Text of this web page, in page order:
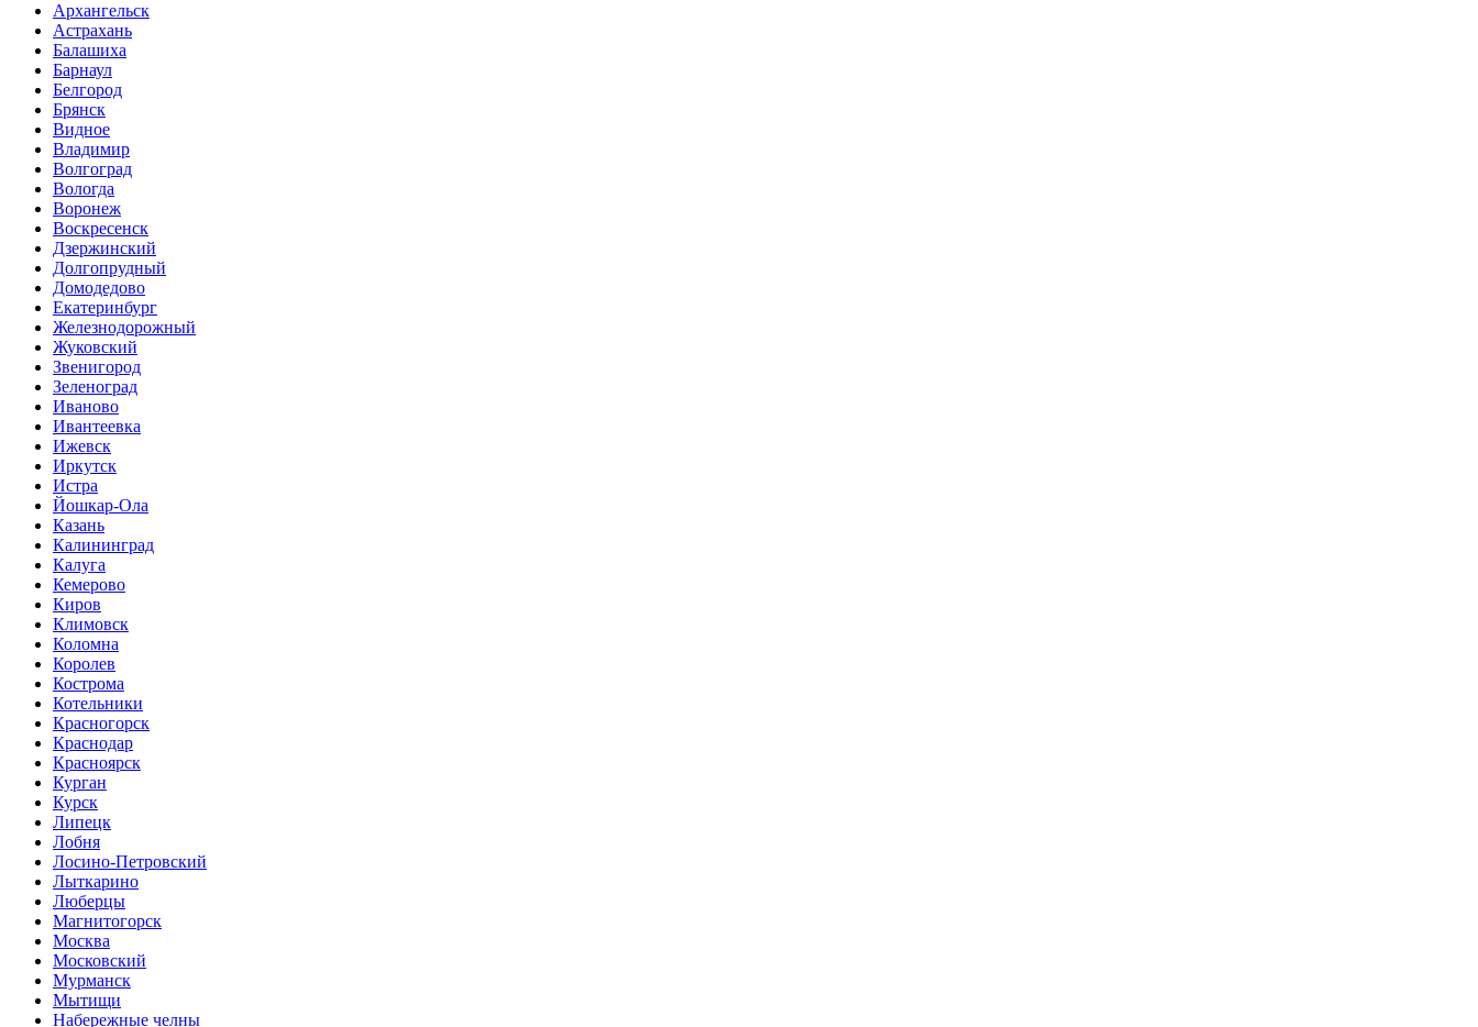
Архангельск
Астрахань
Балашиха
Барнаул
Белгород
Брянск
Видное
Владимир
Волгоград
Вологда
Воронеж
Воскресенск
Дзержинский
Долгопрудный
Домодедово
Екатеринбург
Железнодорожный
Жуковский
Звенигород
Зеленоград
Иваново
Ивантеевка
Ижевск
Иркутск
Истра
Йошкар-Ола
Казань
Калининград
Калуга
Кемерово
Киров
Климовск
Коломна
Королев
Кострома
Котельники
Красногорск
Краснодар
Красноярск
Курган
Курск
Липецк
Лобня
Лосино-Петровский
Лыткарино
Люберцы
Магнитогорск
Москва
Московский
Мурманск
Мытищи
Набережные челны